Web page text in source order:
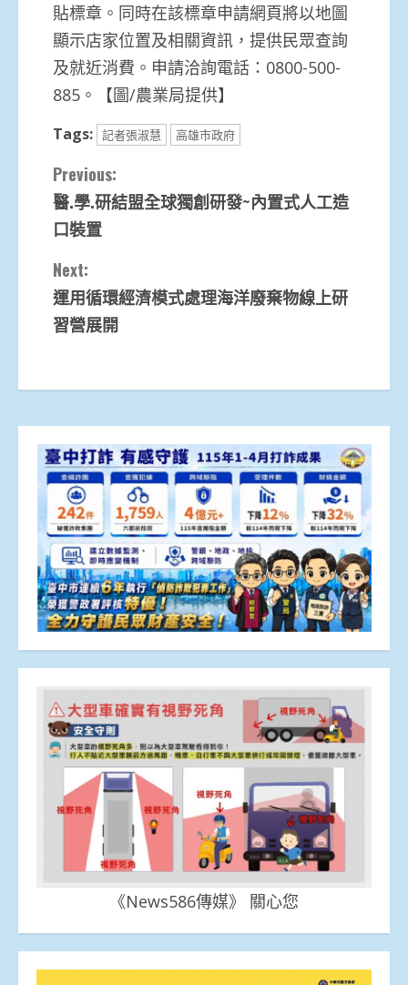
貼標章。同時在該標章申請網頁將以地圖
顯示店家位置及相關資訊，提供民眾查詢
及就近消費。申請洽詢電話：0800-500-
885。【圖/農業局提供】
Tags: 記者張淑慧 高雄市政府
Continue
Reading
Previous:
醫.學.研結盟全球獨創研發~內置式人工造
口裝置
Next:
運用循環經濟模式處理海洋廢棄物線上研
習營展開
《News586傳媒》 關心您